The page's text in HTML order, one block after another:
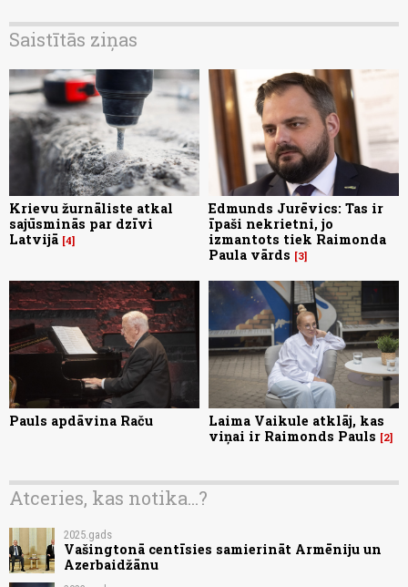
Saistītās ziņas
Krievu žurnāliste atkal
sajūsminās par dzīvi
Latvijā 4
Edmunds Jurēvics: Tas ir
īpaši nekrietni, jo
izmantots tiek Raimonda
Paula vārds
3
Pauls apdāvina Raču
Laima Vaikule atklāj, kas
viņai ir Raimonds Pauls
2
Atceries, kas notika...?
2025.gads
Vašingtonā centīsies samierināt Armēniju un
Azerbaidžānu